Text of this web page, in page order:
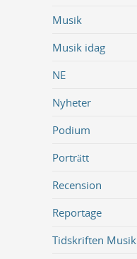
Musik
Musik idag
NE
Nyheter
Podium
Porträtt
Recension
Reportage
Tidskriften Musik